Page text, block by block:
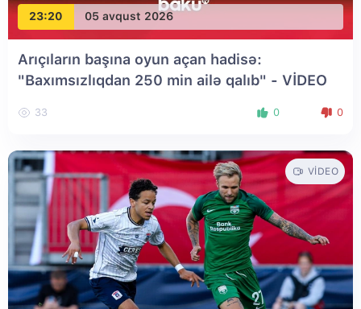
23:20 05 avqust 2026
Arıçıların başına oyun açan hadisə:
"Baxımsızlıqdan 250 min ailə qalıb" - VİDEO
33 0 0
VIDEO